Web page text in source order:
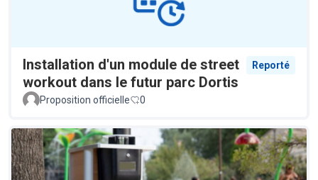
Installation d'un module de street
workout dans le futur parc Dortis
Reporté
Proposition officielle 0